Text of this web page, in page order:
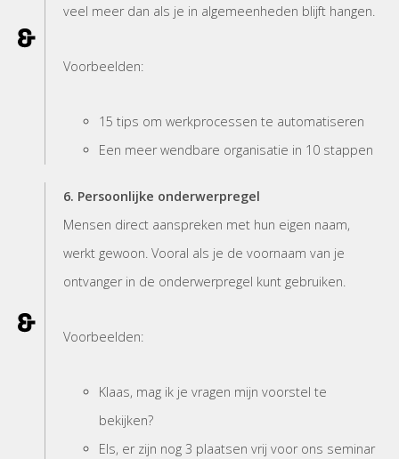
veel meer dan als je in algemeenheden blijft hangen.
Voorbeelden:
15 tips om werkprocessen te automatiseren
Een meer wendbare organisatie in 10 stappen
6. Persoonlijke onderwerpregel
Mensen direct aanspreken met hun eigen naam,
werkt gewoon. Vooral als je de voornaam van je
ontvanger in de onderwerpregel kunt gebruiken.
Voorbeelden:
Klaas, mag ik je vragen mijn voorstel te
bekijken?
Els, er zijn nog 3 plaatsen vrij voor ons seminar